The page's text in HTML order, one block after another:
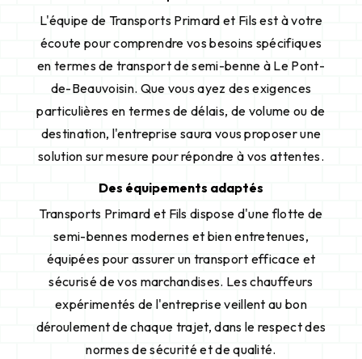
L'équipe de Transports Primard et Fils est à votre
écoute pour comprendre vos besoins spécifiques
en termes de transport de semi-benne à Le Pont-
de-Beauvoisin. Que vous ayez des exigences
particulières en termes de délais, de volume ou de
destination, l'entreprise saura vous proposer une
solution sur mesure pour répondre à vos attentes.
Des équipements adaptés
Transports Primard et Fils dispose d'une flotte de
semi-bennes modernes et bien entretenues,
équipées pour assurer un transport efficace et
sécurisé de vos marchandises. Les chauffeurs
expérimentés de l'entreprise veillent au bon
déroulement de chaque trajet, dans le respect des
normes de sécurité et de qualité.